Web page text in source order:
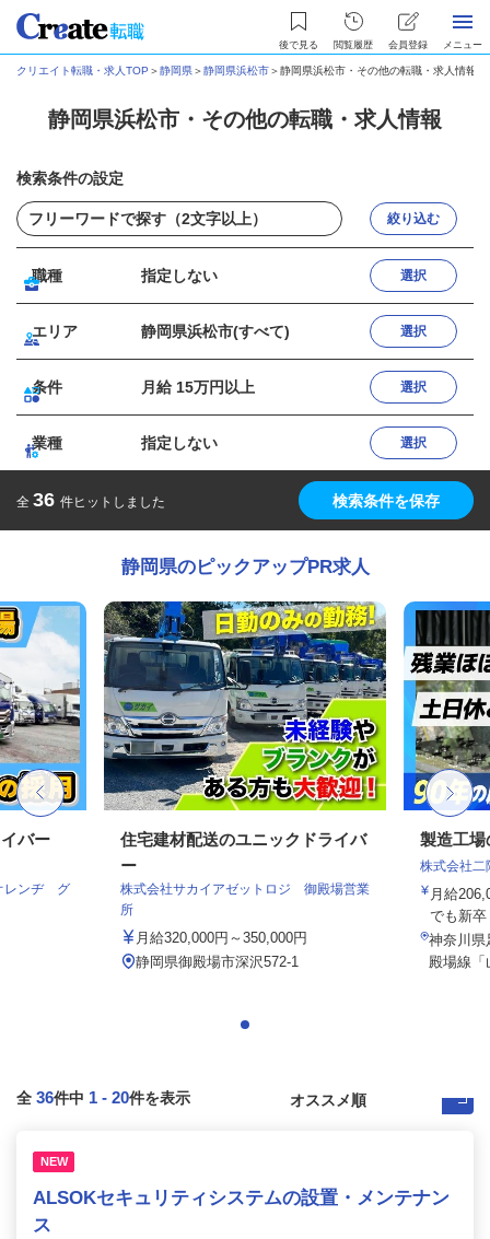
後で見る 閲覧履歴 会員登録 メニュー
クリエイト転職・求人TOP ＞静岡県＞静岡県浜松市＞静岡県浜松市・その他の転職・求人情報
静岡県浜松市・その他の転職・求人情報
検索条件の設定
絞り込む
職種 指定しない 選択
エリア 静岡県浜松市(すべて) 選択
条件 月給 15万円以上 選択
業種 指定しない 選択
全 36 件ヒットしました 検索条件を保存
静岡県のピックアップPR求人
バー
レンヂ グ
住宅建材配送のユニックドライバ
ー
株式会社サカイアゼットロジ 御殿場営業
所
月給320,000円～350,000円
静岡県御殿場市深沢572-1
製造工場
株式会社二
月給
でも新
神奈川県
殿場線
全 36件中 1 - 20件を表示
NEW
ALSOKセキュリティシステムの設置・メンテナン
ス